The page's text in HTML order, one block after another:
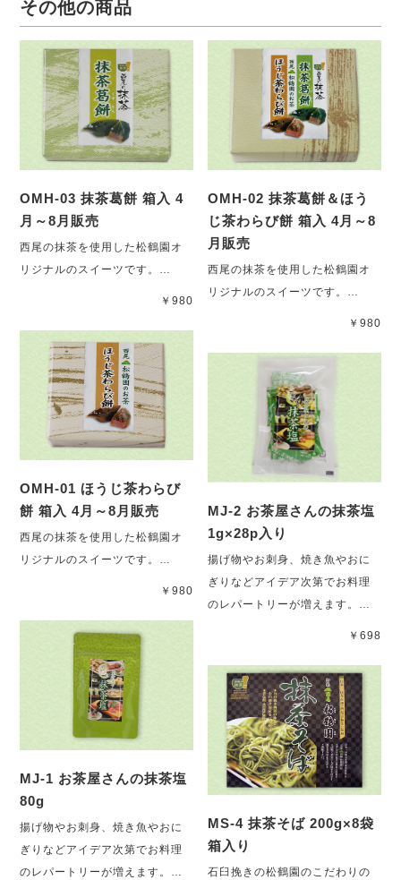
その他の商品
OMH-03 抹茶葛餅 箱入 4
月～8月販売
西尾の抹茶を使用した松鶴園オ
リジナルのスイーツです。…
￥980
OMH-02 抹茶葛餅＆ほう
じ茶わらび餅 箱入 4月～8
月販売
西尾の抹茶を使用した松鶴園オ
リジナルのスイーツです。…
￥980
OMH-01 ほうじ茶わらび
餅 箱入 4月～8月販売
西尾の抹茶を使用した松鶴園オ
リジナルのスイーツです。…
￥980
MJ-2 お茶屋さんの抹茶塩
1g×28p入り
揚げ物やお刺身、焼き魚やおに
ぎりなどアイデア次第でお料理
のレパートリーが増えます。…
￥698
MJ-1 お茶屋さんの抹茶塩
80g
揚げ物やお刺身、焼き魚やおに
ぎりなどアイデア次第でお料理
のレパートリーが増えます。…
MS-4 抹茶そば 200g×8袋
箱入り
石臼挽きの松鶴園のこだわりの